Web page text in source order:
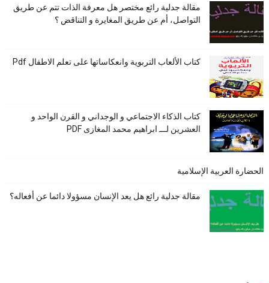
مقالة جدلية رائع مختصر هل معرفة الذات تتم عن طريق
التواصل، أم عن طريق المغايرة و التناقض ؟
كتاب الألعاب التربوية وانعكاساتها على تعلم الاطفال Pdf
كتاب الذكاء الاجتماعي و الوجداني و القرن الواحد و
العشرين لـــ ابراهيم محمد المغازى PDF
الحضارة العربية الإسلامية
مقالة جدلية رائع هل يعد الإنسان مسؤولا دائما عن أفعاله؟